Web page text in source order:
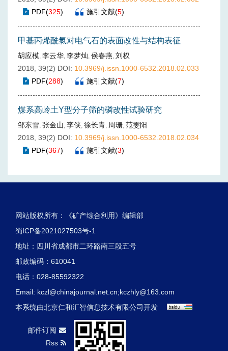
PDF(325) 施引文献(5)
甲基丙烯酰氯对电气石的表面改性与结构表征
胡应模, 李云华, 李梦灿, 侯春燕, 刘权
2018, 39(2) DOI: 10.3969/j.issn.1000-6532.2018.02.033
PDF(288) 施引文献(7)
煤系高岭土Y型分子筛的磷改性试验研究
邹东雪, 张金山, 李侠, 徐长青, 周珊, 范雯阳
2018, 39(2) DOI: 10.3969/j.issn.1000-6532.2018.02.034
PDF(367) 施引文献(3)
网站版权所有：《矿产综合利用》编辑部
蜀ICP备2021027503号-1
地址：四川省成都市二环路南三段五号
邮政编码：610041
电话：028-85592322
Email: kczl@chinajournal.net.cn;kczhly@163.com
本系统由北京仁和汇智信息技术有限公司开发
邮件订阅
Rss